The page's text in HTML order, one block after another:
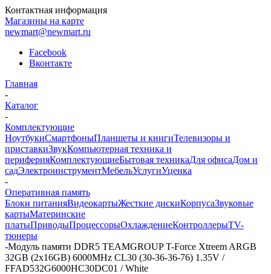
Контактная информация
Магазины на карте
newmart@newmart.ru
Facebook
Вконтакте
Главная
-
Каталог
-
Комплектующие
НоутбукиСмартфоныПланшеты и книгиТелевизоры и
приставкиЗвукКомпьютерная техника и
периферияКомплектующиеБытовая техникаДля офисаДом и
садЭлектроинструментМебельУслугиУценка
-
Оперативная память
Блоки питанияВидеокартыЖесткие дискиКорпусаЗвуковые
картыМатеринские
платыПриводыПроцессорыОхлаждениеКонтроллерыTV-
тюнеры
-Модуль памяти DDR5 TEAMGROUP T-Force Xtreem ARGB
32GB (2x16GB) 6000MHz CL30 (30-36-36-76) 1.35V /
FFAD532G6000HC30DC01 / White